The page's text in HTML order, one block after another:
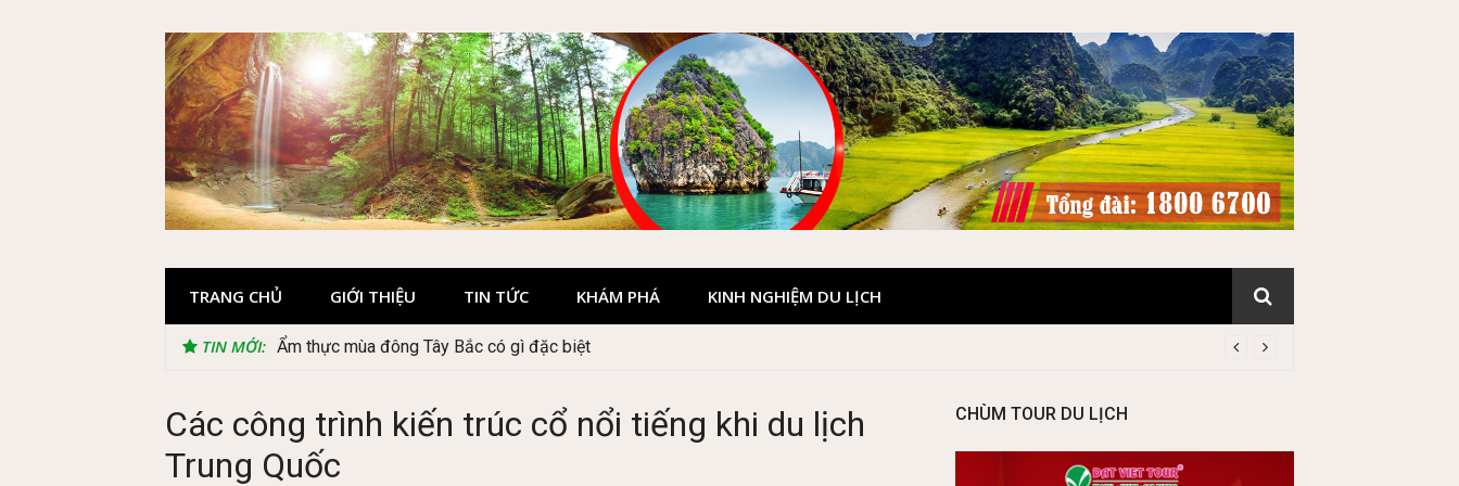
TRANG CHỦ GIỚI THIỆU TIN TỨC KHÁM PHÁ KINH NGHIỆM DU LỊCH
TIN MỚI: Lễ 2/9 có phải mùa du lịch Hà Giang đẹp không?
Các công trình kiến trúc cổ nổi tiếng khi du lịch
Trung Quốc
CHÙM TOUR DU LỊCH